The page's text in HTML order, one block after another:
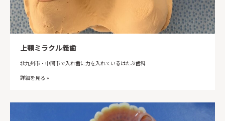
上顎ミラクル義歯
北九州市・中間市で入れ歯に力を入れているはたぶ歯科
詳細を見る »